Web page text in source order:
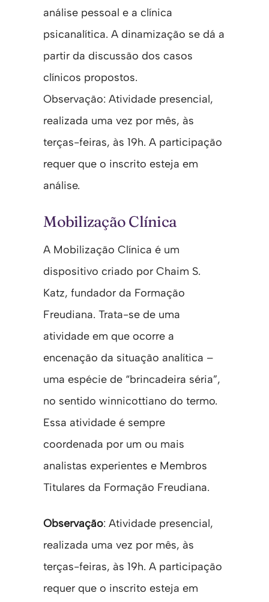
análise pessoal e a clínica
psicanalítica. A dinamização se dá a
partir da discussão dos casos
clínicos propostos.
Observação: Atividade presencial,
realizada uma vez por mês, às
terças-feiras, às 19h. A participação
requer que o inscrito esteja em
análise.
Mobilização Clínica
A Mobilização Clínica é um
dispositivo criado por Chaim S.
Katz, fundador da Formação
Freudiana. Trata-se de uma
atividade em que ocorre a
encenação da situação analítica –
uma espécie de “brincadeira séria”,
no sentido winnicottiano do termo.
Essa atividade é sempre
coordenada por um ou mais
analistas experientes e Membros
Titulares da Formação Freudiana.
Observação: Atividade presencial,
realizada uma vez por mês, às
terças-feiras, às 19h. A participação
requer que o inscrito esteja em